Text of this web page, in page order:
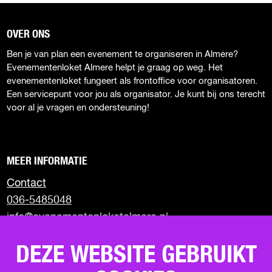
DEZE WEBSITE GEBRUIKT
OVER ONS
Ben je van plan een evenement te organiseren in Almere?
Evenementenloket Almere helpt je graag op weg. Het
evenementenloket fungeert als frontoffice voor organisatoren.
Een servicepunt voor jou als organisator. Je kunt bij ons terecht
voor al je vragen en ondersteuning!
MEER INFORMATIE
Contact
036-5485048
info@evenementenloketalmere.nl
Visit Almere